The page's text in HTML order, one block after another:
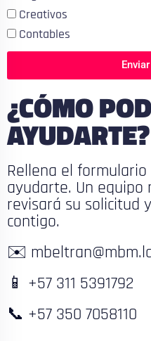
Creativos
Contables
¿CÓMO
AYUDARTE?
Rellena el
ayudarte. Un equipo
revisará su solicitud
contigo.
✉️
📱 +57 311 5391792
📞 +57 350 7058110